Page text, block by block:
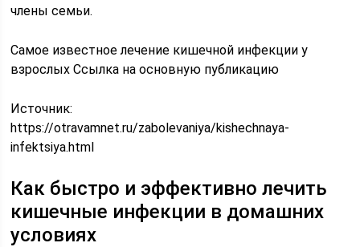
члены семьи.
Самое известное лечение кишечной инфекции у
взрослых Ссылка на основную публикацию
Источник:
https://otravamnet.ru/zabolevaniya/kishechnaya-
infektsiya.html
Как быстро и эффективно лечить
кишечные инфекции в домашних
условиях